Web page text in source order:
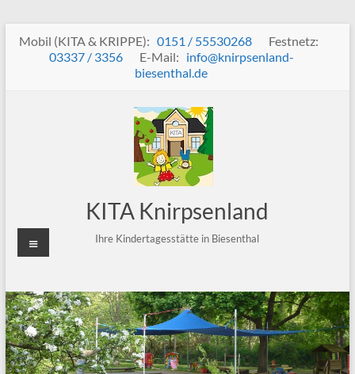
Inhalt
springen
Mobil (KITA & KRIPPE):0151 / 55530268 Festnetz:
03337 / 3356E-Mail: info@knirpsenland-
biesenthal.de
KITA Knirpsenland
Ihre Kindertagesstätte in Biesenthal
Menü